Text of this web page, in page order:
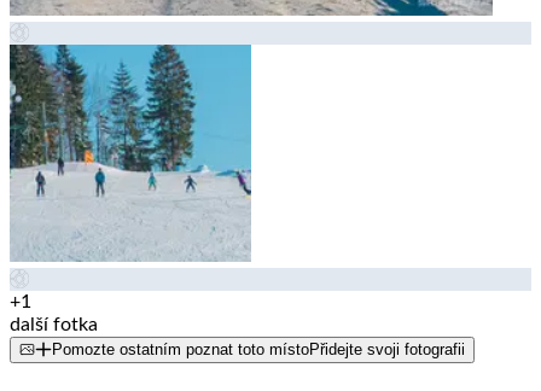
+1
další fotka
Pomozte ostatním poznat toto místoPřidejte svoji fotografii